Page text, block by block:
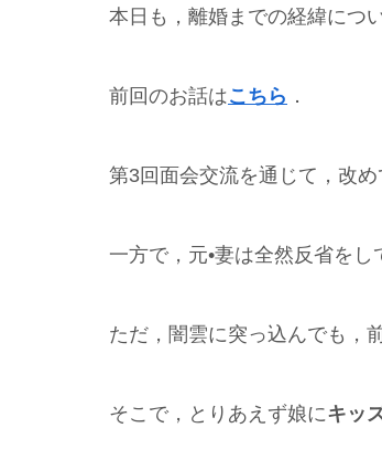
本日も，離婚までの経緯につ
前回のお話はこちら ．
第3回面会交流を通じて，改
一方で，元•妻は全然反省を
ただ，闇雲に突っ込んでも，
そこで，とりあえず娘にキッ